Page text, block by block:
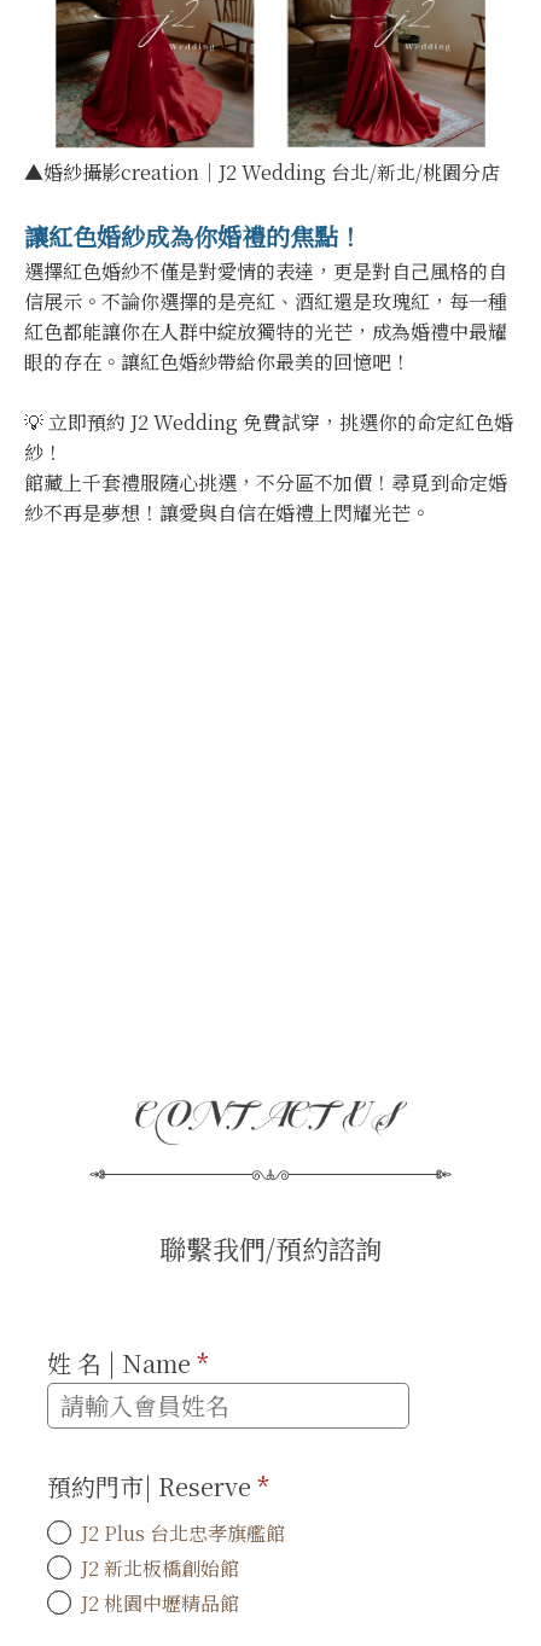
▲婚紗攝影creation｜J2 Wedding 台北/新北/桃園分店
讓紅色婚紗成為你婚禮的焦點！
選擇紅色婚紗不僅是對愛情的表達，更是對自己風格的自
信展示。不論你選擇的是亮紅、酒紅還是玫瑰紅，每一種
紅色都能讓你在人群中綻放獨特的光芒，成為婚禮中最耀
眼的存在。讓紅色婚紗帶給你最美的回憶吧！
💡 立即預約 J2 Wedding 免費試穿，挑選你的命定紅色婚
紗！
館藏上千套禮服隨心挑選，不分區不加價！尋覓到命定婚
紗不再是夢想！讓愛與自信在婚禮上閃耀光芒。
聯繫我們/預約諮詢
姓 名 | Name*
預約門市| Reserve*
J2 Plus 台北忠孝旗艦館
J2 新北板橋創始館
J2 桃園中壢精品館